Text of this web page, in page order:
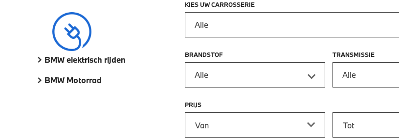
BMW elektrisch rijden
BMW Motorrad
KIES UW CARROSSERIE
Alle
BRANDSTOF
Alle
TRANSMISSIE
Alle
PRIJS